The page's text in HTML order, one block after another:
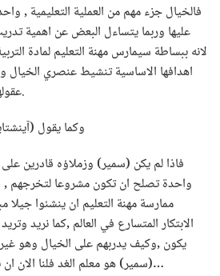
فالخيال جزء مهم من العملية التعليمية ,
عليها وربما يتساءل البعض عن اهمية
لانه ببساطة سيمارس مهنة التعليم لمادة
اهدافها الاساسية تنشيط عنصري الخيال
عقولهم من خلال الابداع الصوري.
وكما يقول
فاذا لم يكن (سمير) وزملاؤه قادرين على
واحدة تصلح ان تكون مشروعا لتخرجهم ,
ممارسة مهنة التعليم ان ينشئوا جيلا
الابتكار المتسارع في العالم ,كما نريد وتريد
يكون ,وكيف يدربهم على الخيال وهو
(سمير) هو معلم الغد فلنا الان ان نتخيل بدورنا شكل ذلك الغد…